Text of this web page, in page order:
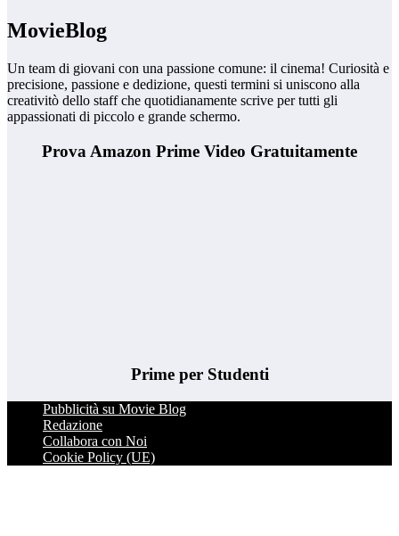
MovieBlog
Un team di giovani con una passione comune: il cinema! Curiosità e
precisione, passione e dedizione, questi termini si uniscono alla
creativitò dello staff che quotidianamente scrive per tutti gli
appassionati di piccolo e grande schermo.
Prova Amazon Prime Video Gratuitamente
Prime per Studenti
Pubblicità su Movie Blog
Redazione
Collabora con Noi
Cookie Policy (UE)